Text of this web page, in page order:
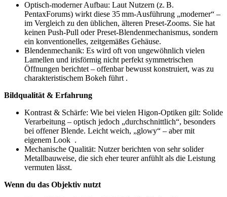
Optisch-moderner Aufbau: Laut Nutzern (z. B.
PentaxForums) wirkt diese 35 mm-Ausführung „moderner“ –
im Vergleich zu den üblichen, älteren Preset-Zooms. Sie hat
keinen Push-Pull oder Preset-Blendenmechanismus, sondern
ein konventionelles, zeitgemäßes Gehäuse.
Blendenmechanik: Es wird oft von ungewöhnlich vielen
Lamellen und irisförmig nicht perfekt symmetrischen
Öffnungen berichtet – offenbar bewusst konstruiert, was zu
charakteristischem Bokeh führt .
Bildqualität & Erfahrung
Kontrast & Schärfe: Wie bei vielen Higon‑Optiken gilt: Solide
Verarbeitung – optisch jedoch „durchschnittlich“, besonders
bei offener Blende. Leicht weich, „glowy“ – aber mit
eigenem Look .
Mechanische Qualität: Nutzer berichten von sehr solider
Metallbauweise, die sich eher teurer anfühlt als die Leistung
vermuten lässt.
Wenn du das Objektiv nutzt